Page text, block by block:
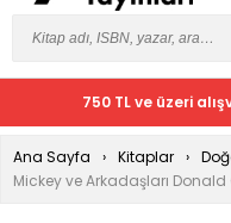
750 TL ve üzeri
Ana Sayfa Kitaplar
Mickey ve Arkadaşları Donald